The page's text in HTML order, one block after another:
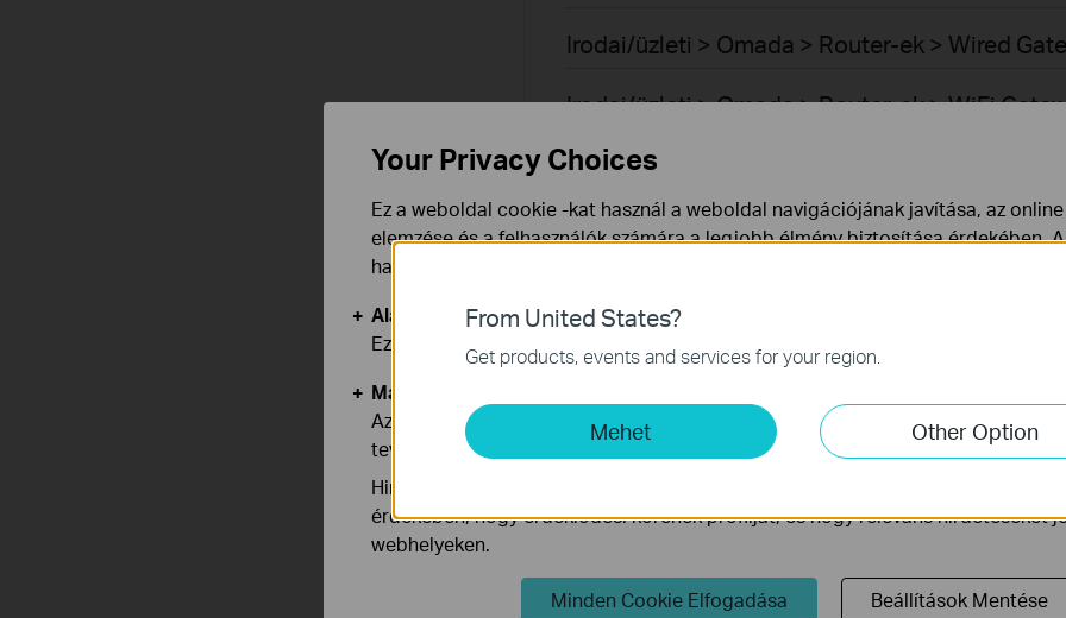
Irodai/üzleti > Omada > Router-ek > Wired
Irodai/üzleti > Omada > Router-ek > WiFi
Irodai/üzleti > Omada > Router-ek > 4G/5G WiFi
Irodai/üzleti > Omada > Router-ek >
Irodai/üzleti > Omada > Vezérlők > Software
Irodai/üzleti > VIGI > Kamerák
Vezérlő rendszer
Vezérelhető switch
VPN routerek
From United States?
Get products, events and services for your region.
Mehet Other Option
Your Privacy Choices
Ez a weboldal cookie -kat használ a weboldal navigációjának javítása, az
elemzése és a felhasználók számára a legjobb élmény biztosítása érdekében.
használata ellen bármikor tiltakozhat. További információt az
Alap Cookie-k
Ezek a cookie -k a webhely működéséhez szükségesek, és nem tilthatók le a
Marketing és Elemző Cookie-k
Az elemző cookie -k lehetővé teszik számunkra, hogy elemezzük
tevékenységeit, hogy javítsuk és módosítsuk webhelyünk működését.
Hirdetési partnereink a weboldalunkon keresztül marketing cookie -kat
érdekében, hogy érdeklődési körének profilját, és hogy releváns hirdetéseket
webhelyeken.
Minden Cookie Elfogadása Beállítások Mentése